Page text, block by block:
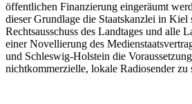
öffentlichen Finanzierung eingeräumt
dieser Grundlage die Staatskanzlei in Kiel
Rechtsausschuss des Landtages und alle
einer Novellierung des
und Schleswig-Holstein die
nichtkommerzielle, lokale Radiosender zu